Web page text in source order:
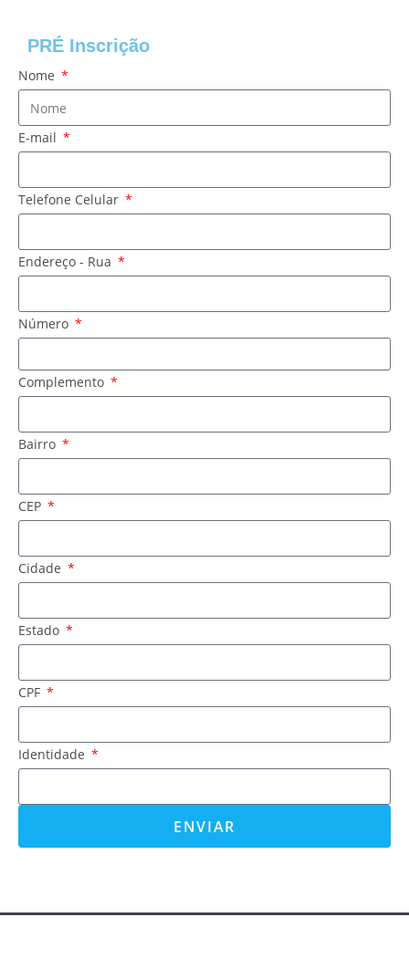
PRÉ Inscrição
Nome
E-mail
Telefone Celular
Endereço - Rua
Número
Complemento
Bairro
CEP
Cidade
Estado
CPF
Identidade
ENVIAR